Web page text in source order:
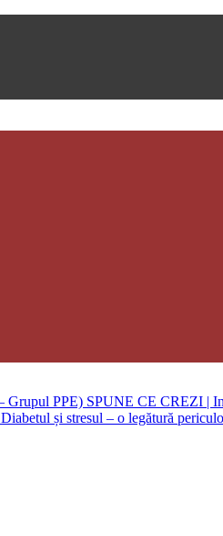
SPUNE CE CREZI |
Diabetul și stresul – o legătură